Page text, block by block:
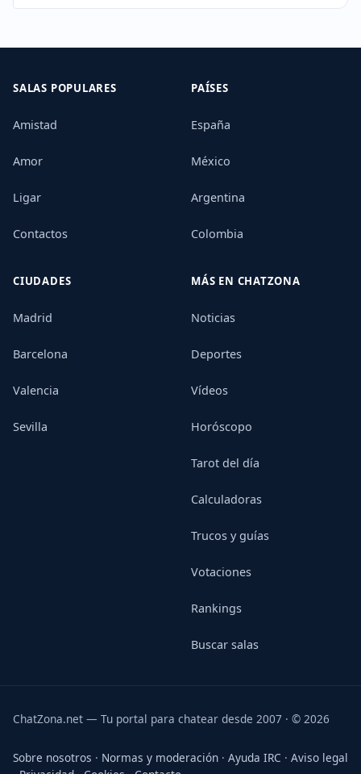
SALAS POPULARES
Amistad
Amor
Ligar
Contactos
PAÍSES
España
México
Argentina
Colombia
CIUDADES
Madrid
Barcelona
Valencia
Sevilla
MÁS EN CHATZONA
Noticias
Deportes
Vídeos
Horóscopo
Tarot del día
Calculadoras
Trucos y guías
Votaciones
Rankings
Buscar salas
ChatZona.net — Tu portal para chatear desde 2007 · © 2026
Sobre nosotros · Normas y moderación · Ayuda IRC · Aviso legal